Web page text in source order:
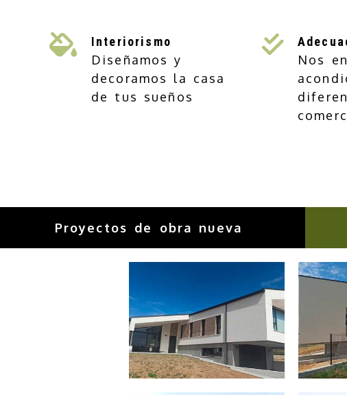
Interiorismo
Diseñamos y
decoramos la casa
de tus sueños
Nos
Proyectos de obra nueva